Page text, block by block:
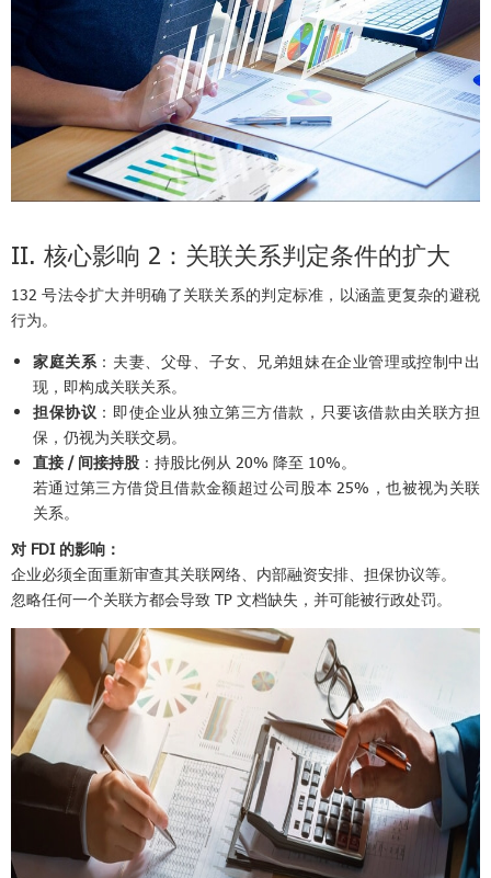
II. 核心影响 2：关联关系判定条件的扩大
132 号法令扩大并明确了关联关系的判定标准，以涵盖更复杂的避税
行为。
家庭关系：夫妻、父母、子女、兄弟姐妹在企业管理或控制中出
现，即构成关联关系。
担保协议 ：即使企业从独立第三方借款，只要该借款由关联方担
保，仍视为关联交易。
直接 / 间接持股 ：持股比例从 20% 降至 10%。
若通过第三方借贷且借款金额超过公司股本 25%，也被视为关联
关系。
对 FDI 的影响：
企业必须全面重新审查其关联网络、内部融资安排、担保协议等。
忽略任何一个关联方都会导致 TP 文档缺失，并可能被行政处罚。